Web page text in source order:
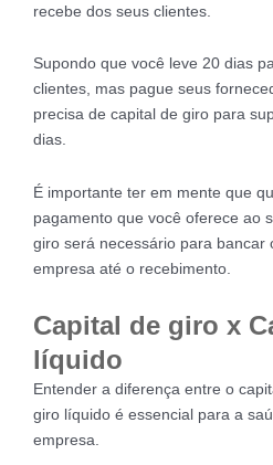
recebe dos seus clientes.
Supondo que você leve 20 dias
clientes, mas pague seus
precisa de capital de giro para
dias.
É importante ter em mente que
pagamento que você oferece ao
giro será necessário para bancar
empresa até o recebimento.
Capital de giro x
líquido
Entender a diferença entre o
giro líquido é essencial para a
empresa.